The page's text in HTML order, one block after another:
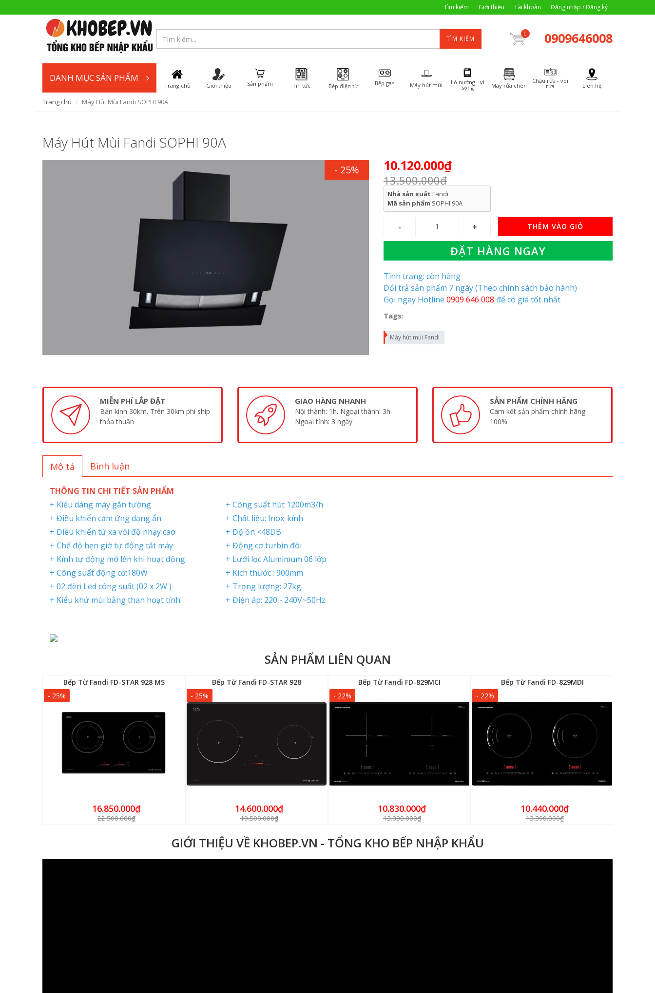
Tìm kiếm Giới thiệu Tài khoản Đăng nhập / Đăng ký
TÌM KIẾM
0 0909646008
DANH MỤC SẢN PHẨM
Trang chủ Giới thiệu Sản phẩm Tin tức Bếp điện từ Bếp gas Máy hút mùi Lò nướng - vi
sóng Máy rửa chén
Chậu rửa - vòi
rửa Liên hệ
Trang chủ Máy Hút Mùi Fandi SOPHI 90A
Máy Hút Mùi Fandi SOPHI 90A
- 25% 10.120.000₫
13.500.000₫
Nhà sản xuất Fandi
Mã sản phẩm SOPHI 90A
THÊM VÀO GIỎ
ĐẶT HÀNG NGAY
Tình trạng: còn hàng
Đổi trả sản phẩm 7 ngày (Theo chính sách bảo hành)
Gọi ngay Hotline 0909 646 008 để có giá tốt nhất
Tags:
Máy hút mùi Fandi
MIỄN PHÍ LẮP ĐẶT
Bán kính 30km. Trên 30km phí ship
thỏa thuận
GIAO HÀNG NHANH
Nội thành: 1h. Ngoại thành: 3h.
Ngoại tỉnh: 3 ngày
SẢN PHẨM CHÍNH HÃNG
Cam kết sản phẩm chính hãng
100%
Mô tả Bình luận
THÔNG TIN CHI TIẾT SẢN PHẨM
+ Kiểu dáng máy gắn tường + Công suất hút 1200m3/h
+ Điều khiển cảm ứng dạng ẩn
+ Chất liệu: Inox-kính
+ Điều khiển từ xa với độ nhạy cao
+ Độ ồn <48DB
+ Chế độ hẹn giờ tự động tắt máy + Động cơ turbin đôi
+ Kính tự động mở lên khi hoạt động
+ Lưới lọc Alumimum 06 lớp
+ Công suất động cơ:180W
+ Kích thước : 900mm
+ 02 đèn Led công suất (02 x 2W )
+ Trọng lượng: 27kg
+ Kiểu khử mùi bằng than hoạt tính
+ Điện áp: 220 - 240V~50Hz
SẢN PHẨM LIÊN QUAN
Bếp Từ Fandi FD-STAR 928 MS
- 25%
16.850.000₫
22.500.000₫
Bếp Từ Fandi FD-STAR 928
- 25%
14.600.000₫
19.500.000₫
Bếp Từ Fandi FD-829MCI
- 22%
10.830.000₫
13.890.000₫
Bếp Từ Fandi FD-829MDI
- 22%
10.440.000₫
13.390.000₫
GIỚI THIỆU VỀ KHOBEP.VN - TỔNG KHO BẾP NHẬP KHẨU